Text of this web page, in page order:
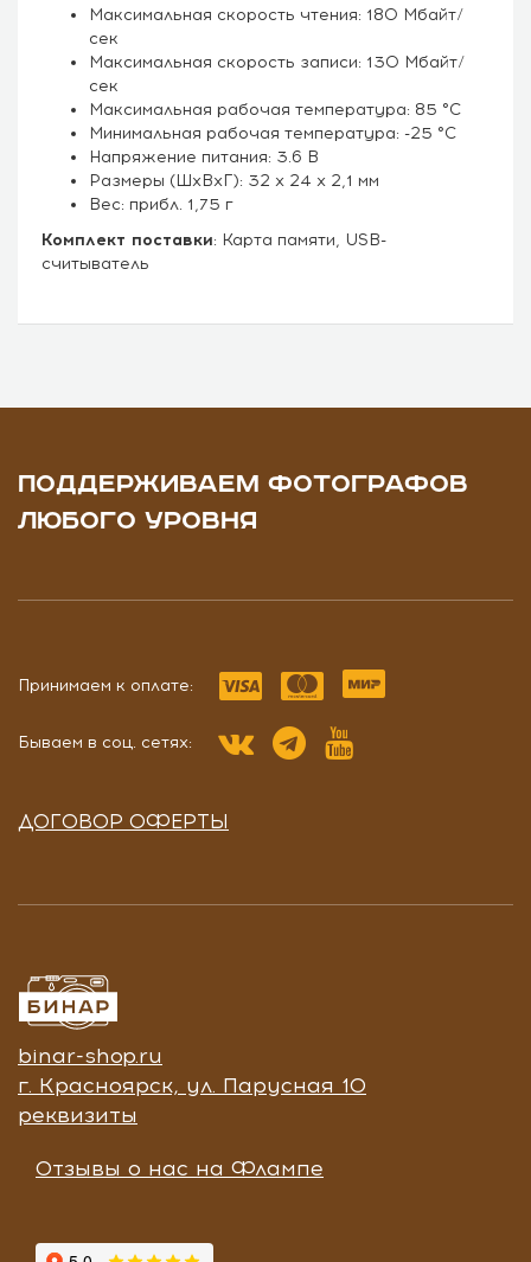
Максимальная скорость чтения: 180 Мбайт/
сек
Максимальная скорость записи: 130 Мбайт/
сек
Максимальная рабочая температура: 85 °C
Минимальная рабочая температура: -25 °C
Напряжение питания: 3.6 В
Размеры (ШхВхГ): 32 х 24 х 2,1 мм
Вес: прибл. 1,75 г
Комплект поставки: Карта памяти, USB-
считыватель
ПОДДЕРЖИВАЕМ ФОТОГРАФОВ
ЛЮБОГО УРОВНЯ
Принимаем к оплате:
Бываем в соц. сетях:
ДОГОВОР ОФЕРТЫ
binar-shop.ru
г. Красноярск, ул. Парусная 10
реквизиты
Отзывы о нас на Флампе